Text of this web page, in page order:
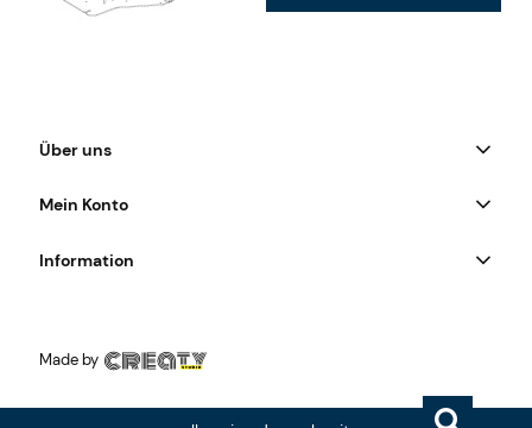
Über uns
Mein Konto
Information
Made by